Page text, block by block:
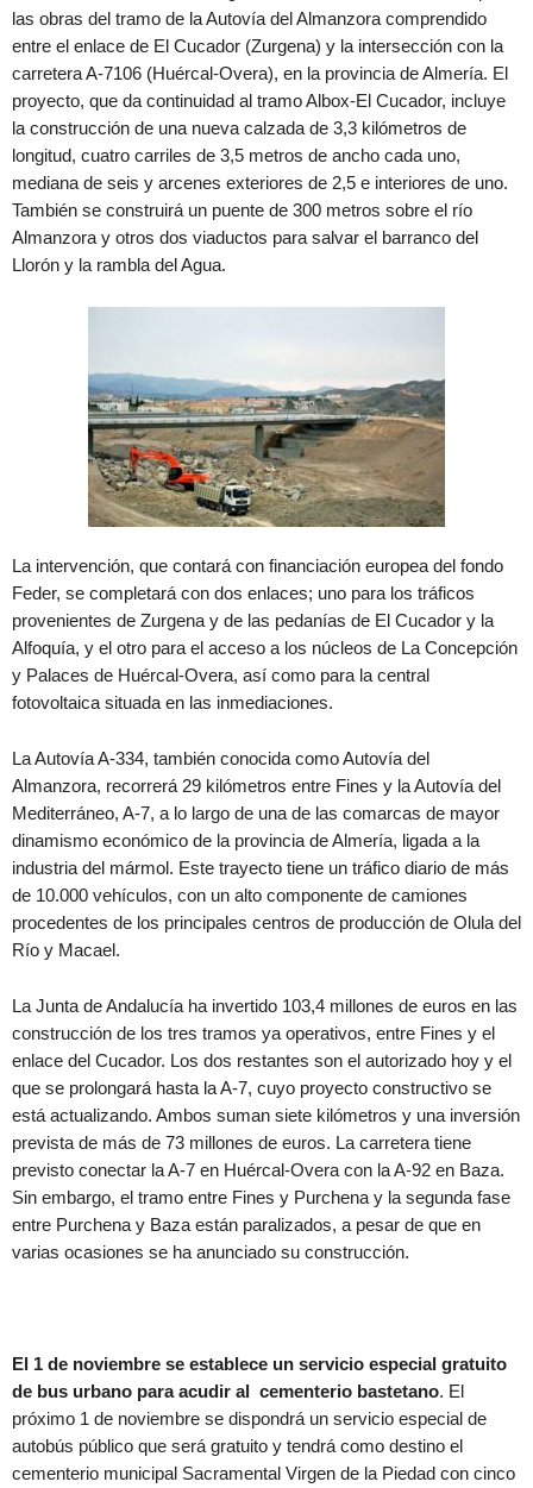
las obras del tramo de la Autovía del Almanzora comprendido
entre el enlace de El Cucador (Zurgena) y la intersección con la
carretera A-7106 (Huércal-Overa), en la provincia de Almería. El
proyecto, que da continuidad al tramo Albox-El Cucador, incluye
la construcción de una nueva calzada de 3,3 kilómetros de
longitud, cuatro carriles de 3,5 metros de ancho cada uno,
mediana de seis y arcenes exteriores de 2,5 e interiores de uno.
También se construirá un puente de 300 metros sobre el río
Almanzora y otros dos viaductos para salvar el barranco del
Llorón y la rambla del Agua.
La intervención, que contará con financiación europea del fondo
Feder, se completará con dos enlaces; uno para los tráficos
provenientes de Zurgena y de las pedanías de El Cucador y la
Alfoquía, y el otro para el acceso a los núcleos de La Concepción
y Palaces de Huércal-Overa, así como para la central
fotovoltaica situada en las inmediaciones.
La Autovía A-334, también conocida como Autovía del
Almanzora, recorrerá 29 kilómetros entre Fines y la Autovía del
Mediterráneo, A-7, a lo largo de una de las comarcas de mayor
dinamismo económico de la provincia de Almería, ligada a la
industria del mármol. Este trayecto tiene un tráfico diario de más
de 10.000 vehículos, con un alto componente de camiones
procedentes de los principales centros de producción de Olula del
Río y Macael.
La Junta de Andalucía ha invertido 103,4 millones de euros en las
construcción de los tres tramos ya operativos, entre Fines y el
enlace del Cucador. Los dos restantes son el autorizado hoy y el
que se prolongará hasta la A-7, cuyo proyecto constructivo se
está actualizando. Ambos suman siete kilómetros y una inversión
prevista de más de 73 millones de euros. La carretera tiene
previsto conectar la A-7 en Huércal-Overa con la A-92 en Baza.
Sin embargo, el tramo entre Fines y Purchena y la segunda fase
entre Purchena y Baza están paralizados, a pesar de que en
varias ocasiones se ha anunciado su construcción.
El 1 de noviembre se establece un servicio especial gratuito
de bus urbano para acudir al cementerio bastetano. El
próximo 1 de noviembre se dispondrá un servicio especial de
autobús público que será gratuito y tendrá como destino el
cementerio municipal Sacramental Virgen de la Piedad con cinco